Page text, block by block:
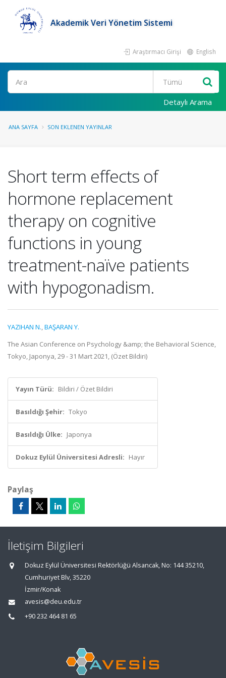
Akademik Veri Yönetim Sistemi
Araştırmacı Girişi English
Ara
Detaylı Arama
ANA SAYFA SON EKLENEN YAYINLAR
Short term effects of
hormone replacement
therapy on cognitive
functions in young
treatment-naïve patients
with hypogonadism.
YAZIHAN N.,BAŞARAN Y.
The Asian Conference on Psychology &amp; the Behavioral Science,
Tokyo, Japonya, 29 - 31 Mart 2021, (Özet Bildiri)
Yayın Türü: Bildiri / Özet Bildiri
Basıldığı Şehir: Tokyo
Basıldığı Ülke: Japonya
Dokuz Eylül Üniversitesi Adresli: Hayır
Paylaş
İletişim Bilgileri
Dokuz Eylül Üniversitesi Rektörlüğü Alsancak, No: 144 35210,
Cumhuriyet Blv, 35220
İzmir/Konak
avesis@deu.edu.tr
+90 232 464 81 65